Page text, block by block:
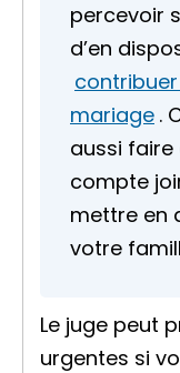
percevoir
d’en
mariage .
aussi faire
compte
mettre en
votre
Le juge peut
urgentes si